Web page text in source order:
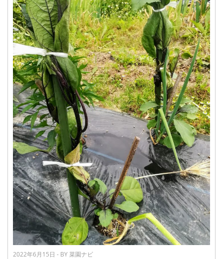
2022年6月15日 - BY 菜園ナビ